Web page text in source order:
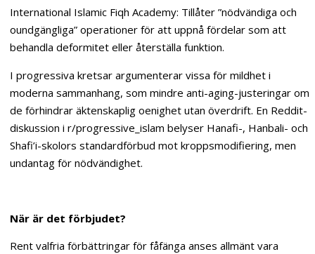
International Islamic Fiqh Academy: Tillåter ”nödvändiga och
oundgängliga” operationer för att uppnå fördelar som att
behandla deformitet eller återställa funktion.
I progressiva kretsar argumenterar vissa för mildhet i
moderna sammanhang, som mindre anti-aging-justeringar om
de förhindrar äktenskaplig oenighet utan överdrift. En Reddit-
diskussion i r/progressive_islam belyser Hanafi-, Hanbali- och
Shafi’i-skolors standardförbud mot kroppsmodifiering, men
undantag för nödvändighet.
När är det förbjudet?
Rent valfria förbättringar för fåfänga anses allmänt vara